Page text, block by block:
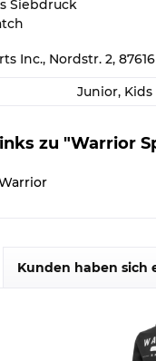
Siebdruck
Inc., Nordstr. 2,
Junior, Kids
zu "Warrior
Kunden haben sich